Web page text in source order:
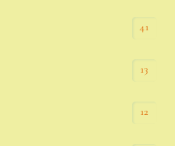
41
13
12